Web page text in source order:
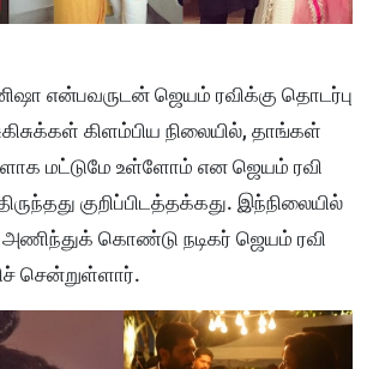
என்பவருடன் ஜெயம் ரவிக்கு தொடர்பு
கிளம்பிய நிலையில், தாங்கள்
மட்டுமே உள்ளோம் என ஜெயம் ரவி
குறிப்பிடத்தக்கது. இந்நிலையில்
கொண்டு நடிகர் ஜெயம் ரவி
சென்றுள்ளார்.